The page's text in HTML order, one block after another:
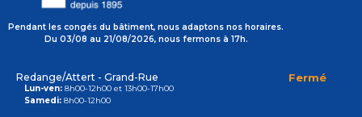
Pendant les congés du bâtiment, nous adaptons nos horaires.
Du 03/08 au 21/08/2026, nous fermons à 17h.
Redange/Attert - Grand-Rue
Lun-ven: 8h00-12h00 et 13h00-17h00
Samedi: 8h00-12h00
Fermé